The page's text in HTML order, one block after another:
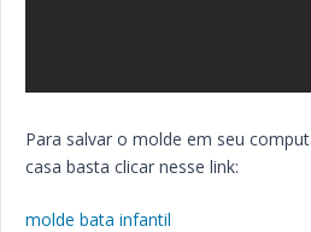
Para salvar o molde em seu
casa basta clicar nesse link:
molde bata infantil